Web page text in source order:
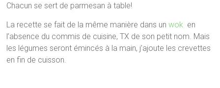
Chacun se sert de parmesan à table!
La recette se fait de la même manière dans unwok en
l’absence du commis de cuisine, TX de son petit nom. Mais
les légumes seront émincés à la main, j’ajoute les crevettes
en fin de cuisson.